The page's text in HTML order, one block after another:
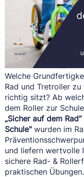
Welche
Rad und Tretroller
richtig sitzt? Ab
dem Roller zur
„Sicher auf dem Rad“
Schule" wurden im
und liefern wertvolle
sichere Rad- &
praktischen Übungen.